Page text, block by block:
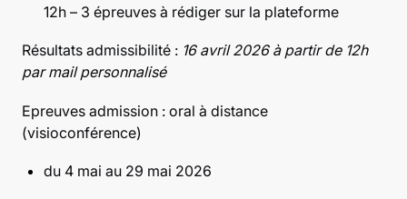
12h – 3 épreuves à rédiger sur la plateforme
Résultats admissibilité : 16 avril 2026 à partir de 12h
par mail personnalisé
Epreuves admission : oral à distance
(visioconférence)
du 4 mai au 29 mai 2026